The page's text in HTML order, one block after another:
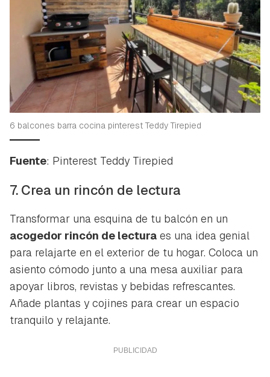
6 balcones barra cocina pinterest Teddy Tirepied
Fuente: Pinterest Teddy Tirepied
7. Crea un rincón de lectura
Transformar una esquina de tu balcón en un
acogedor rincón de lectura es una idea genial
para relajarte en el exterior de tu hogar. Coloca un
asiento cómodo junto a una mesa auxiliar para
apoyar libros, revistas y bebidas refrescantes.
Añade plantas y cojines para crear un espacio
tranquilo y relajante.